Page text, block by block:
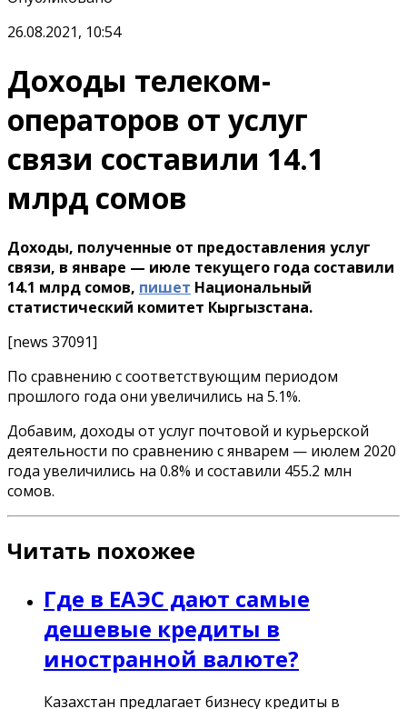
26.08.2021, 10:54
Доходы телеком-
операторов от услуг
связи составили 14.1
млрд сомов
Доходы, полученные от предоставления услуг
связи, в январе — июле текущего года составили
14.1 млрд сомов, пишет Национальный
статистический комитет Кыргызстана.
[news 37091]
По сравнению с соответствующим периодом
прошлого года они увеличились на 5.1%.
Добавим, доходы от услуг почтовой и курьерской
деятельности по сравнению с январем — июлем 2020
года увеличились на 0.8% и составили 455.2 млн
сомов.
Читать похожее
Где в ЕАЭС дают самые
дешевые кредиты в
иностранной валюте?
Казахстан предлагает бизнесу кредиты в